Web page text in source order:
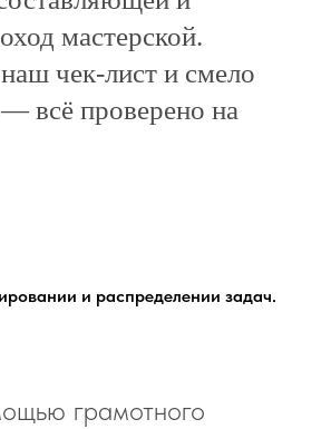
мастерской.
чек-лист и смело
всё проверено на
и распределении задач.
грамотного